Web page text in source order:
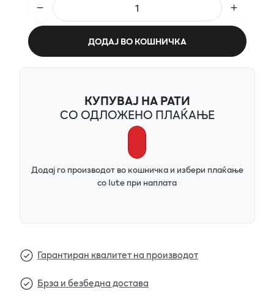
ДОДАЈ ВО КОШНИЧКА
КУПУВАЈ НА РАТИ
СО ОДЛОЖЕНО ПЛАЌАЊЕ
Додај го производот во кошничка и избери плаќање
со Iute при наплата
Гарантиран квалитет на производот
Брза и безбедна достава